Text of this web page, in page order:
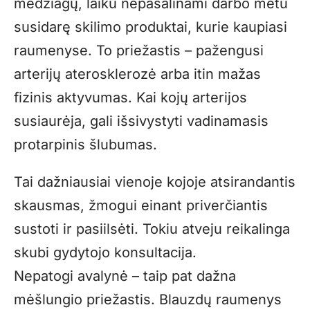
medžiagų, laiku nepašalinami darbo metu
susidarę skilimo produktai, kurie kaupiasi
raumenyse. To priežastis – pažengusi
arterijų aterosklerozė arba itin mažas
fizinis aktyvumas. Kai kojų arterijos
susiaurėja, gali išsivystyti vadinamasis
protarpinis šlubumas.
Tai dažniausiai vienoje kojoje atsirandantis
skausmas, žmogui einant priverčiantis
sustoti ir pasiilsėti. Tokiu atveju reikalinga
skubi gydytojo konsultacija.
Nepatogi avalynė – taip pat dažna
mėšlungio priežastis. Blauzdų raumenys